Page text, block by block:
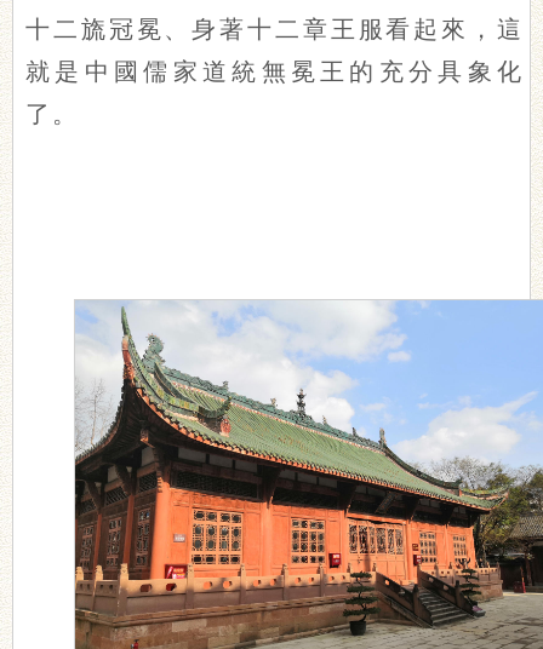
十二旒冠冕、身著十二章王服看起來，這
就是中國儒家道統無冕王的充分具象化
了。